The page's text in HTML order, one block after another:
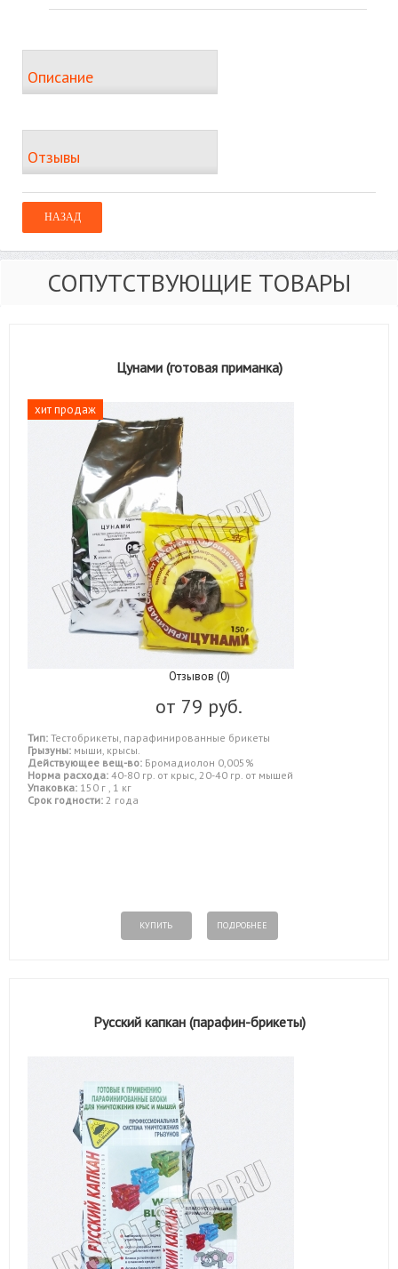
Описание
Отзывы
СОПУТСТВУЮЩИЕ ТОВАРЫ
Цунами (готовая приманка)
хит продаж
Отзывов (0)
от 79 руб.
Тип: Тестобрикеты, парафинированные брикеты
Грызуны: мыши, крысы.
Действующее вещ-во: Бромадиолон 0,005%
Норма расхода: 40-80 гр. от крыс, 20-40 гр. от мышей
Упаковка: 150 г , 1 кг
Срок годности: 2 года
КУПИТЬ ПОДРОБНЕЕ
Русский капкан (парафин-брикеты)